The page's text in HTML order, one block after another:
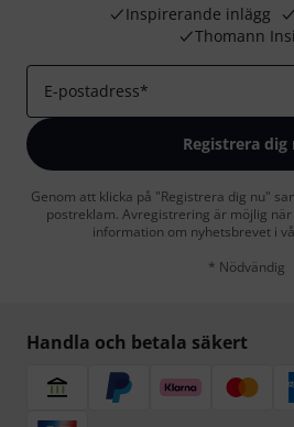
Inspirerande inlägg
Thomann
E-postadress*
Registrera dig
Genom att klicka på "Registrera dig nu"
postreklam. Avregistrering är möjlig
information om nyhetsbrevet i
* Nödvändig
Handla och betala säkert